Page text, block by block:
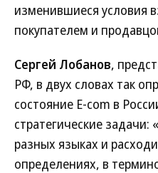
изменившиеся условия
покупателем и
Сергей Лобанов,
РФ, в двух словах так
состояние E-com в
стратегические
разных языках и
определениях, в